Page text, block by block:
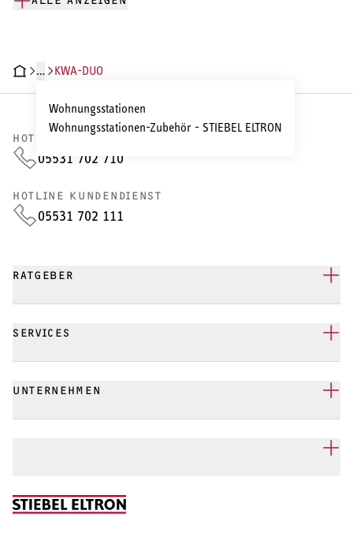
DATENDOKUMENTE
…
Wohnungsstationen
Wohnungsstationen-Zubehör - STIEBEL ELTRON
KWA-DUO
HOTLINE VERTRIEB
05531 702 710
HOTLINE KUNDENDIENST
05531 702 111
RATGEBER
SERVICES
UNTERNEHMEN